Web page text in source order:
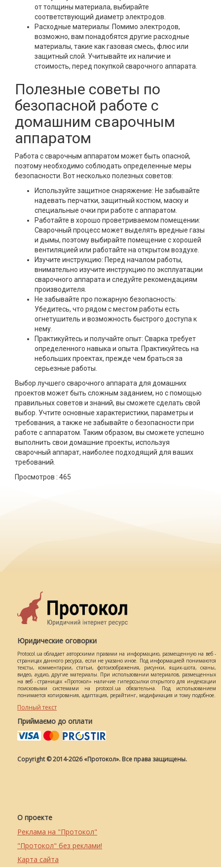
от толщины материала, выбирайте
соответствующий диаметр электродов.
Расходные материалы: Помимо электродов,
возможно, вам понадобятся другие расходные
материалы, такие как газовая смесь, флюс или
защитный слой. Учитывайте их наличие и
стоимость, перед покупкой сварочного аппарата.
Полезные советы по
безопасной работе с
домашним сварочным
аппаратом
Работа с сварочным аппаратом может быть опасной,
поэтому необходимо соблюдать определенные меры
безопасности. Вот несколько полезных советов:
Используйте защитное снаряжение: Не забывайте
надевать перчатки, защитный костюм, маску и
специальные очки при работе с аппаратом.
Работайте в хорошо проветриваемом помещении:
Сварочный процесс может выделять вредные газы
и дымы, поэтому выбирайте помещение с хорошей
вентиляцией или работайте на открытом воздухе.
Изучите инструкцию: Перед началом работы,
внимательно изучите инструкцию по эксплуатации
сварочного аппарата и следуйте рекомендациям
производителя.
Не забывайте про пожарную безопасность:
Убедитесь, что рядом с местом работы есть
огнетушитель и возможность быстрого доступа к
нему.
Практикуйтесь и получайте опыт: Сварка требует
определенного навыка и опыта. Практикуйтесь на
небольших проектах, прежде чем браться за
серьезные работы.
Выбор лучшего сварочного аппарата для домашних
проектов может быть сложным заданием, но с помощью
правильных советов и знаний, вы сможете сделать свой
выбор. Учтите основные характеристики, параметры и
требования, а также не забывайте о безопасности при
работе с аппаратом. Таким образом, вы сможете успешно
выполнить свои домашние проекты, используя
сварочный аппарат, наиболее подходящий для ваших
требований.
Просмотров : 465
Юридические оговорки
Protocol.ua обладает авторскими правами на информацию, размещенную на веб -
страницах данного ресурса, если не указано иное. Под информацией понимаются
тексты, комментарии, статьи, фотоизображения, рисунки, ящик-шота, сканы,
видео, аудио, другие материалы. При использовании материалов, размещенных
на веб - страницах «Протокол» наличие гиперссылки открытого для индексации
поисковыми системами на protocol.ua обязательна. Под использованием
понимается копирования, адаптация, рерайтинг, модификация и тому подобное.
Полный текст
Приймаємо до оплати
Copyright © 2014-2026 «Протокол». Все права защищены.
О проекте
Реклама на "Протокол"
"Протокол" без реклами!
Карта сайта